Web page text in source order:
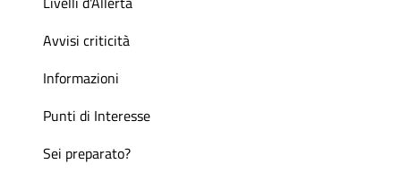
Avvisi criticità
Informazioni
Punti di Interesse
Sei preparato?